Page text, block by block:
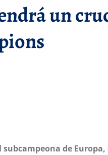
un
subcampeona de